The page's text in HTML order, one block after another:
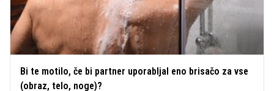
Bi te motilo, če bi partner uporabljal eno brisačo za vse
(obraz, telo, noge)?